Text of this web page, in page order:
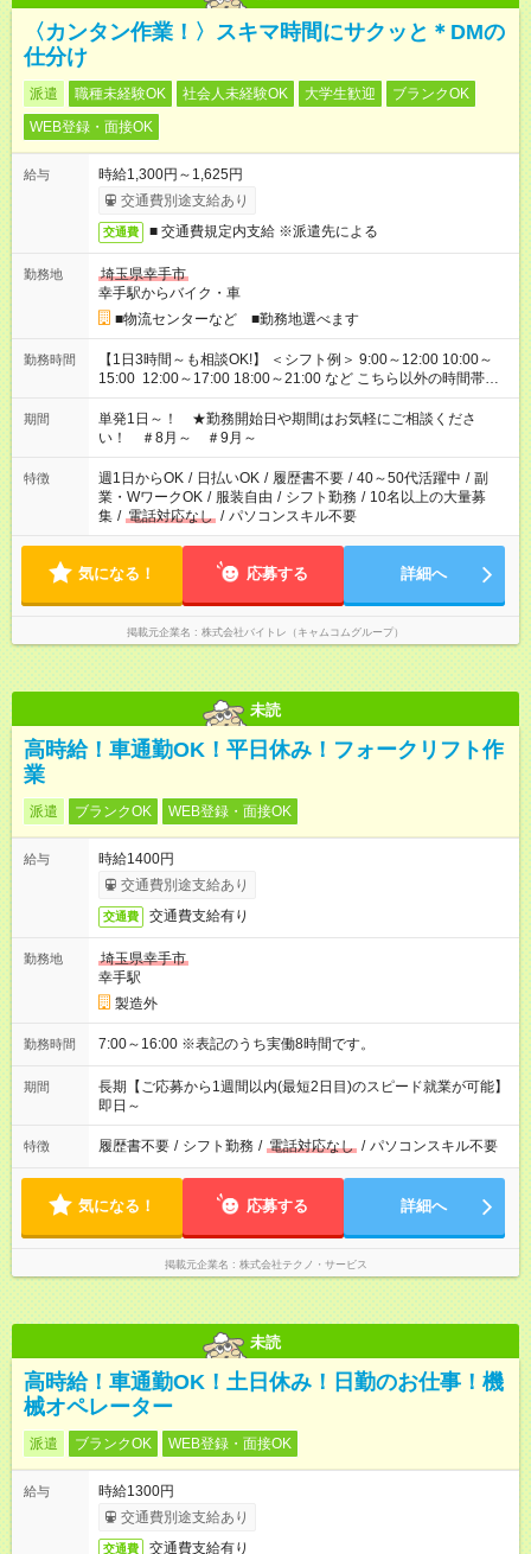
〈カンタン作業！〉スキマ時間にサクッと＊DMの
仕分け
派遣 職種未経験OK 社会人未経験OK 大学生歓迎
ブランクOK
WEB登録・面接OK
給与
時給1,300円～1,625円
交通費別途支給あり
交通費 ■ 交通費規定内支給 ※派遣先による
勤務地
埼玉県幸手市
幸手駅からバイク・車
■物流センターなど ■勤務地選べます
勤務時間
【1日3時間～も相談OK!】 ＜シフト例＞ 9:00～12:00 10:00～
15:00 12:00～17:00 18:00～21:00 など こちら以外の時間帯も
お気軽にご相談ください！
期間
単発1日～！ ★勤務開始日や期間はお気軽にご相談くださ
い！ ＃8月～ ＃9月～
特徴 週1日からOK / 日払いOK / 履歴書不要 / 40～50代活躍中 / 副
業・WワークOK / 服装自由 / シフト勤務 / 10名以上の大量募
集 / 電話対応なし / パソコンスキル不要
気になる！ 応募する 詳細へ
掲載元企業名 株式会社バイトレ（キャムコムグループ）
未読
高時給！車通勤OK！平日休み！フォークリフト作
業
派遣 ブランクOK WEB登録・面接OK
給与
時給1400円
交通費別途支給あり
交通費 交通費支給有り
勤務地
埼玉県幸手市
幸手駅
製造外
勤務時間 7:00～16:00 ※表記のうち実働8時間です。
期間
長期【ご応募から1週間以内(最短2日目)のスピード就業が可能】
即日～
特徴 履歴書不要 / シフト勤務 / 電話対応なし / パソコンスキル不要
気になる！ 応募する 詳細へ
掲載元企業名 株式会社テクノ・サービス
未読
高時給！車通勤OK！土日休み！日勤のお仕事！機
械オペレーター
派遣 ブランクOK WEB登録・面接OK
給与
時給1300円
交通費別途支給あり
交通費 交通費支給有り